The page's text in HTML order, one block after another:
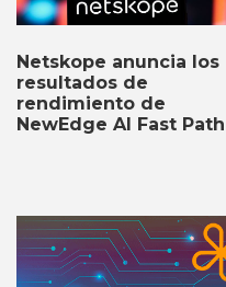
Netskope anuncia los
resultados de
rendimiento de
NewEdge AI Fast Path